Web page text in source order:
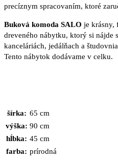
precíznym spracovaním, ktoré
Buková komoda SALO je krásny,
dreveného nábytku, ktorý si nájde
kanceláriách, jedálňach a
Tento nábytok dodávame v celku.
šírka: 65 cm
výška: 90 cm
hĺbka: 45 cm
farba: prírodná